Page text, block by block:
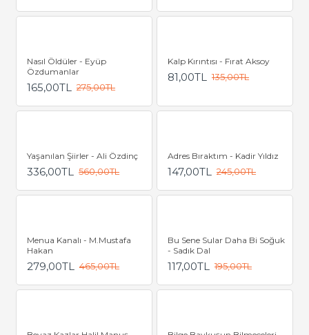
Nasıl Öldüler - Eyüp
Özdumanlar
165,00TL 275,00TL
Kalp Kırıntısı - Fırat Aksoy
81,00TL 135,00TL
Yaşanılan Şiirler - Ali Özdinç
336,00TL 560,00TL
Adres Bıraktım - Kadir Yıldız
147,00TL 245,00TL
Menua Kanalı - M.Mustafa
Hakan
279,00TL 465,00TL
Bu Sene Sular Daha Bi Soğuk
- Sadık Dal
117,00TL 195,00TL